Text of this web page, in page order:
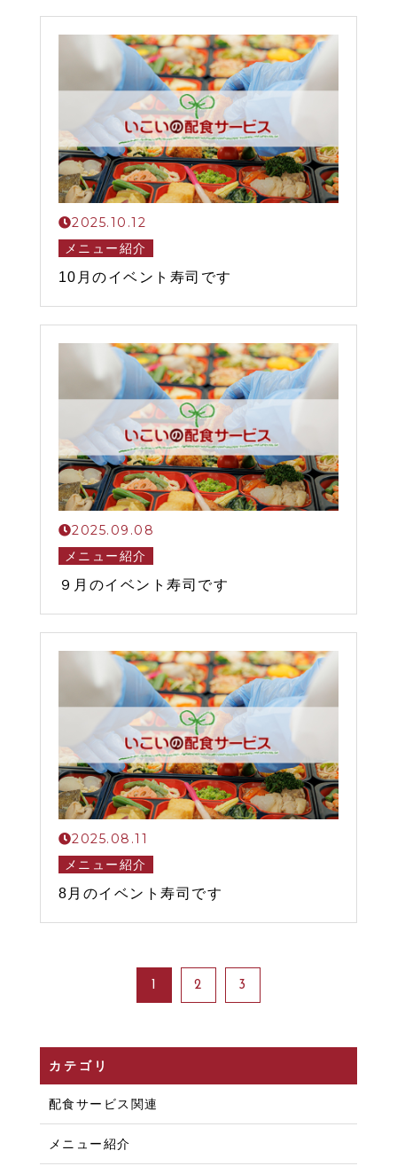
2025.10.12
メニュー紹介
10月のイベント寿司です
2025.09.08
メニュー紹介
９月のイベント寿司です
2025.08.11
メニュー紹介
8月のイベント寿司です
1 2 3
カテゴリ
配食サービス関連
メニュー紹介